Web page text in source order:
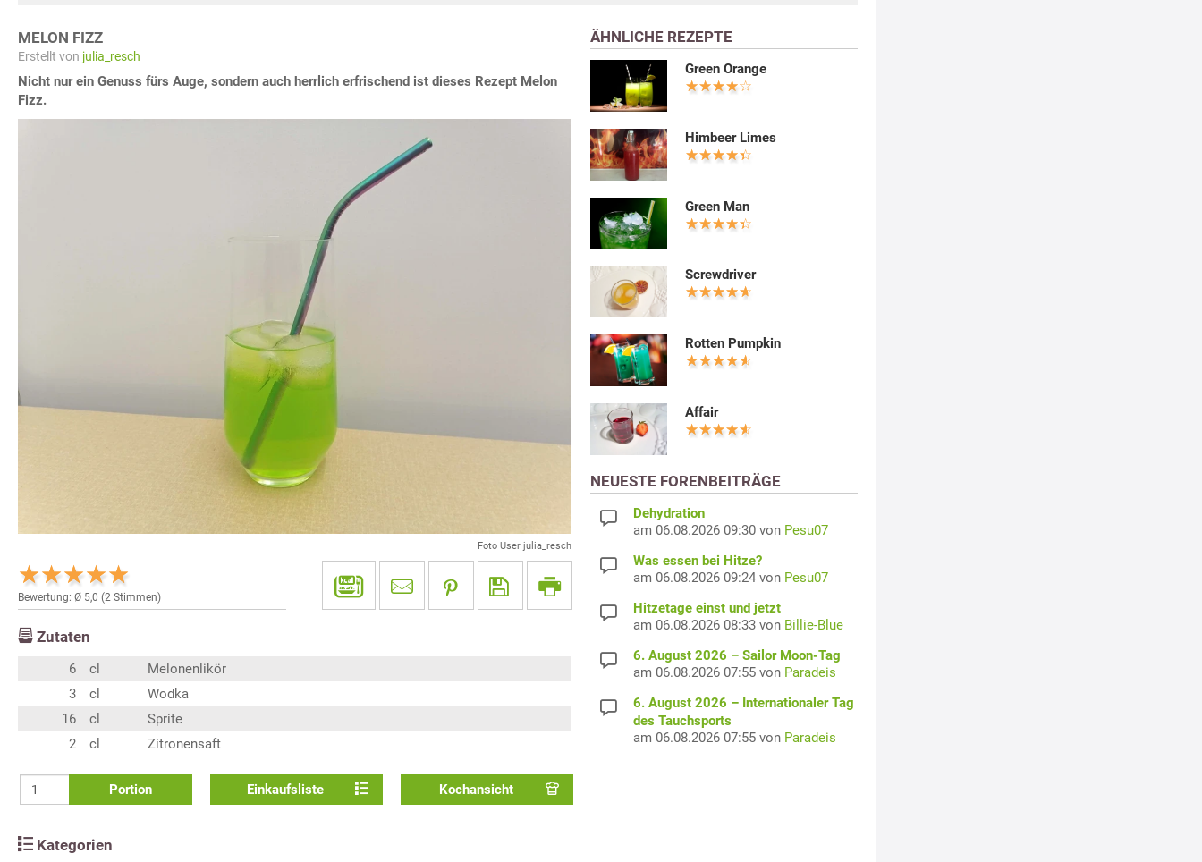
MELON FIZZ
Erstellt von julia_resch
Nicht nur ein Genuss fürs Auge, sondern auch herrlich erfrischend ist dieses Rezept Melon
Fizz.
Foto User julia_resch
Bewertung: Ø 5,0 (2 Stimmen)
Zutaten
6 cl
Melonenlikör
3
cl
Wodka
16
cl
Sprite
2
cl Zitronensaft
Portion Einkaufsliste Kochansicht
Kategorien
ÄHNLICHE REZEPTE
Green Orange
Himbeer Limes
Green Man
Screwdriver
Rotten Pumpkin
Affair
NEUESTE FORENBEITRÄGE
Dehydration
am 06.08.2026 09:30 von Pesu07
Was essen bei Hitze?
am 06.08.2026 09:24 von Pesu07
Hitzetage einst und jetzt
am 06.08.2026 08:33 von Billie-Blue
6. August 2026 – Sailor Moon-Tag
am 06.08.2026 07:55 von Paradeis
6. August 2026 – Internationaler Tag
des Tauchsports
am 06.08.2026 07:55 von Paradeis